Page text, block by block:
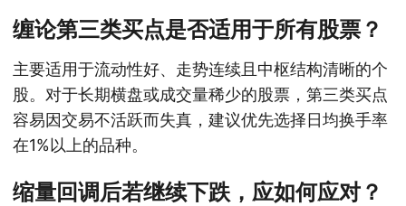
缠论第三类买点是否适用于所有股票？
主要适用于流动性好、走势连续且中枢结构清晰的个
股。对于长期横盘或成交量稀少的股票，第三类买点
容易因交易不活跃而失真，建议优先选择日均换手率
在1%以上的品种。
缩量回调后若继续下跌，应如何应对？